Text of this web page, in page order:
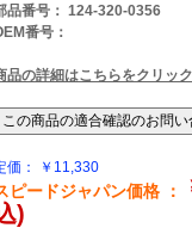
品番号： 124-320-0356
番号：
品の詳細はこちらをクリッ
価： ￥11,330
ピードジャパン価格 ：
)